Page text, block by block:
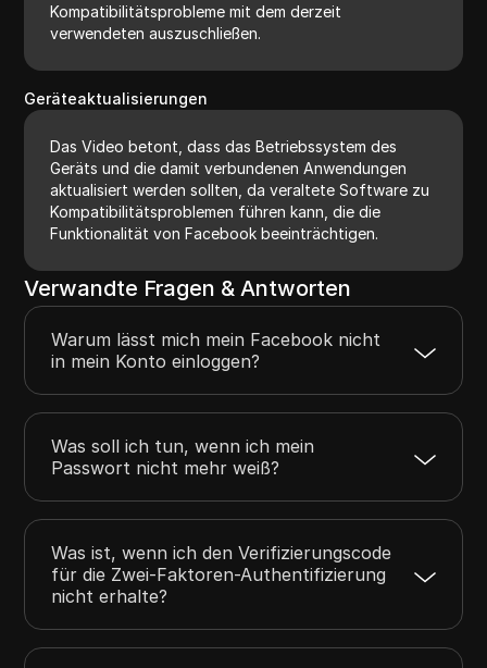
Kompatibilitätsprobleme mit dem derzeit
verwendeten auszuschließen.
Geräteaktualisierungen
Das Video betont, dass das Betriebssystem des
Geräts und die damit verbundenen Anwendungen
aktualisiert werden sollten, da veraltete Software zu
Kompatibilitätsproblemen führen kann, die die
Funktionalität von Facebook beeinträchtigen.
Verwandte Fragen & Antworten
Warum lässt mich mein Facebook nicht
in mein Konto einloggen?
Was soll ich tun, wenn ich mein
Passwort nicht mehr weiß?
Was ist, wenn ich den Verifizierungscode
für die Zwei-Faktoren-Authentifizierung
nicht erhalte?